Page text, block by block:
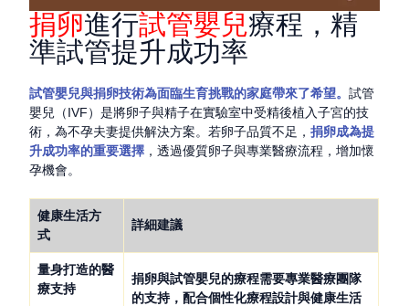
捐卵進行試管嬰兒療程，精
準試管提升成功率
試管嬰兒與捐卵技術為面臨生育挑戰的家庭帶來了希望。試管
嬰兒（IVF）是將卵子與精子在實驗室中受精後植入子宮的技
術，為不孕夫妻提供解決方案。若卵子品質不足，捐卵成為提
升成功率的重要選擇 ，透過優質卵子與專業醫療流程，增加懷
孕機會。
健康生活方
式
詳細建議
量身打造的醫
療支持
捐卵與試管嬰兒的療程需要專業醫療團隊
的支持，配合個性化療程設計與健康生活